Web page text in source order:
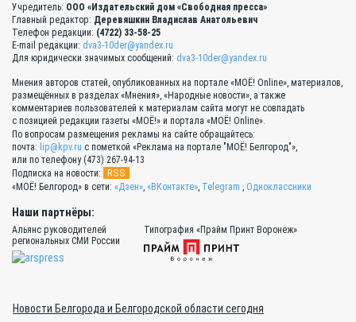
Учредитель: ООО «Издательский дом «Свободная пресса»
Главный редактор: Деревяшкин Владислав Анатольевич
Телефон редакции: (4722) 33-58-25
E-mail редакции: dva3-10der@yandex.ru
Для юридически значимых сообщений: dva3-10der@yandex.ru
Мнения авторов статей, опубликованных на портале «МОЁ! Online», материалов,
размещённых в разделах «Мнения», «Народные новости», а также
комментариев пользователей к материалам сайта могут не совпадать
с позицией редакции газеты «МОЁ!» и портала «МОЁ! Online».
По вопросам размещения рекламы на сайте обращайтесь:
почта: lip@kpv.ru с пометкой «Реклама на портале "МОЁ! Белгород"»,
или по телефону (473) 267-94-13
Подписка на новости:
RSS
«МОЁ! Белгород» в сети: «Дзен», «ВКонтакте», Telegram , Одноклассники
Наши партнёры:
Альянс руководителей
региональных СМИ России
Типография «Прайм Принт Воронеж»
Новости Белгорода и Белгородской области сегодня